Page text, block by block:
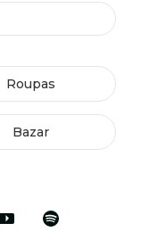
Roupas
Bazar